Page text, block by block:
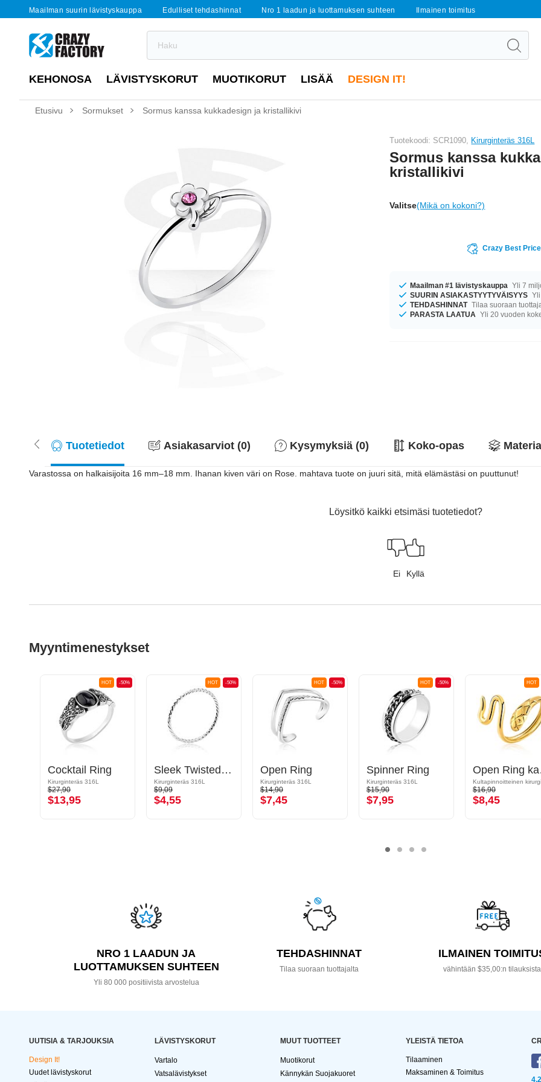
Maailman suurin lävistyskauppa Edulliset tehdashinnat Nro 1 laadun ja luottamuksen suhteen Ilmainen toimitus
KEHONOSA LÄVISTYSKORUT MUOTIKORUT LISÄÄ DESIGN IT!
Etusivu Sormukset Sormus kanssa kukkadesign ja kristallikivi
Tuotekoodi: SCR1090, Kirurginteräs 316L
Sormus kanssa
kristallikivi
Valitse(Mikä on kokoni?)
Crazy Best
Maailman #1 lävistyskauppa Yli 7
SUURIN ASIAKASTYYTYVÄISYYS
TEHDASHINNAT Tilaa suoraan
PARASTA LAATUA Yli 20 vuoden
Tuotetiedot Asiakasarviot (0) Kysymyksiä (0) Koko-opas
Varastossa on halkaisijoita 16 mm–18 mm. Ihanan kiven väri on Rose. mahtava tuote on juuri sitä, mitä elämästäsi on puuttunut!
Löysitkö kaikki etsimäsi tuotetiedot?
Ei Kyllä
Myyntimenestykset
-50%
HOT
Cocktail Ring
Kirurginteräs 316L
$27,90
$13,95
-50%
HOT
Sleek Twisted Ring
Kirurginteräs 316L
$9,09
$4,55
-50%
HOT
Open Ring
Kirurginteräs 316L
$14,90
$7,45
-50%
HOT
Spinner Ring
Kirurginteräs 316L
$15,90
$7,95
HOT
$16,90
$8,45
NRO 1 LAADUN JA
LUOTTAMUKSEN SUHTEEN
Yli 80 000 positiivista arvostelua
TEHDASHINNAT
Tilaa suoraan tuottajalta
ILMAINEN
vähintään $35,00:n tilauksista
UUTISIA & TARJOUKSIA
Design It!
Uudet lävistyskorut
LÄVISTYSKORUT
Vartalo
Vatsalävistykset
MUUT TUOTTEET
Muotikorut
Kännykän Suojakuoret
YLEISTÄ TIETOA
Tilaaminen
Maksaminen & Toimitus